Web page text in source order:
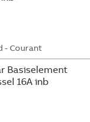
- Courant
Basiselement
16A inb